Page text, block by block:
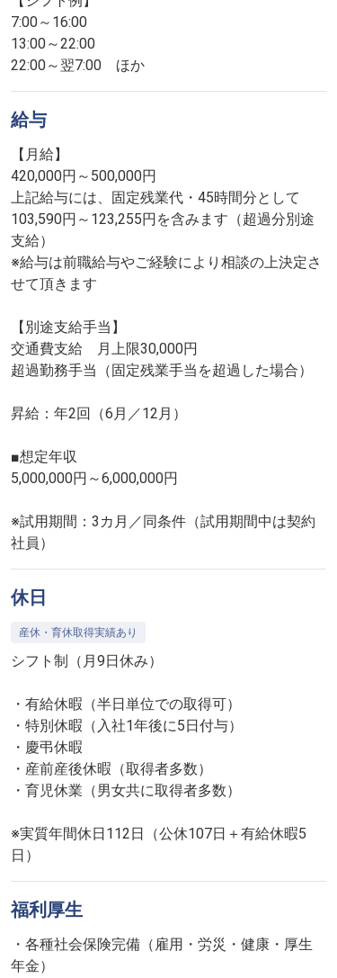
7:00～16:00
13:00～22:00
22:00～翌7:00 ほか
給与
【月給】
420,000円～500,000円
上記給与には、固定残業代・45時間分として
103,590円～123,255円を含みます（超過分別途
支給）
※給与は前職給与やご経験により相談の上決定さ
せて頂きます
【別途支給手当】
交通費支給 月上限30,000円
超過勤務手当（固定残業手当を超過した場合）
昇給：年2回（6月／12月）
■想定年収
5,000,000円～6,000,000円
※試用期間：3カ月／同条件（試用期間中は契約
社員）
休日
産休・育休取得実績あり
シフト制（月9日休み）
・有給休暇（半日単位での取得可）
・特別休暇（入社1年後に5日付与）
・慶弔休暇
・産前産後休暇（取得者多数）
・育児休業（男女共に取得者多数）
※実質年間休日112日（公休107日＋有給休暇5
日）
福利厚生
・各種社会保険完備（雇用・労災・健康・厚生
年金）